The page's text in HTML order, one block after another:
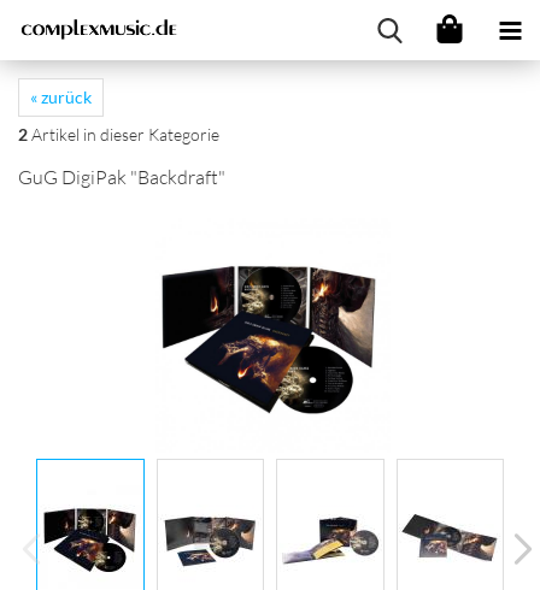
« zurück
2Artikel in dieser Kategorie
GuG DigiPak "Backdraft"